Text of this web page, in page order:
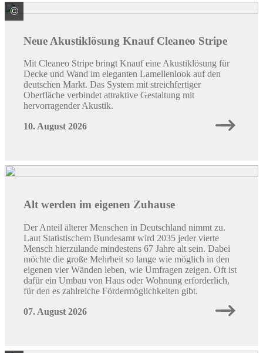
© Knauf Gips KG
Neue Akustiklösung Knauf Cleaneo Stripe
Mit Cleaneo Stripe bringt Knauf eine Akustiklösung für
Decke und Wand im eleganten Lamellenlook auf den
deutschen Markt. Das System mit streichfertiger
Oberfläche verbindet attraktive Gestaltung mit
hervorragender Akustik.
10. August 2026
Alt werden im eigenen Zuhause
Der Anteil älterer Menschen in Deutschland nimmt zu.
Laut Statistischem Bundesamt wird 2035 jeder vierte
Mensch hierzulande mindestens 67 Jahre alt sein. Dabei
möchte die große Mehrheit so lange wie möglich in den
eigenen vier Wänden leben, wie Umfragen zeigen. Oft ist
dafür ein Umbau von Haus oder Wohnung erforderlich,
für den es zahlreiche Fördermöglichkeiten gibt.
07. August 2026